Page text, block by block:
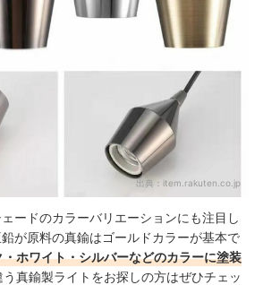
出典： item.rakuten.co.jp
ードのカラーバリエーションにも注目し
が原料の真鍮はゴールドカラーが基本で
・ホワイト・シルバーなどのカラーに塗装
う真鍮製ライトをお探しの方はぜひチェッ